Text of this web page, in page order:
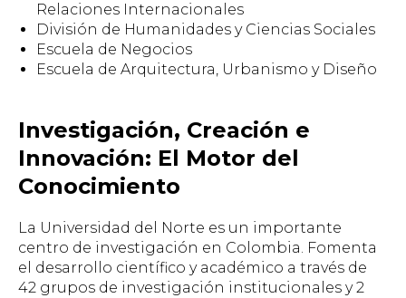
Relaciones Internacionales
División de Humanidades y Ciencias Sociales
Escuela de Negocios
Escuela de Arquitectura, Urbanismo y Diseño
Investigación, Creación e
Innovación: El Motor del
Conocimiento
La Universidad del Norte es un importante
centro de investigación en Colombia. Fomenta
el desarrollo científico y académico a través de
42 grupos de investigación institucionales y 2